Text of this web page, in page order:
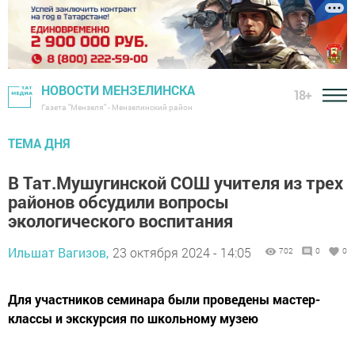
НОВОСТИ МЕНЗЕЛИНСКА
Газета "Мензеля" - Мензелинский район
18+
ТЕМА ДНЯ
В Тат.Мушугинской СОШ учителя из трех
районов обсудили вопросы
экологического воспитания
Ильшат Вагизов, 23 октября 2024 - 14:05 702 0 0
Для участников семинара были проведены мастер-
классы и экскурсия по школьному музею